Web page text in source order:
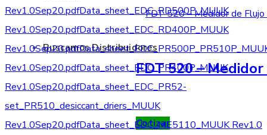
Buscamos Distribuidores
FDT 520 –
Cotizar
Rev1.0Sep20.pdfData_sheet_EDC_RD500P_MUUK
Rev1.0Sep20.pdfData_sheet_EDC_RD400P_MUUK
Rev1.0Sep20.pdf
Rev1.0Sep20.pdfData_sheet_EDC_PR400P_MUUK
Rev1.0Sep20.pdfData_sheet_EDC_PR52-
set_PR510_desiccant_driers_MUUK
Rev1.0Sep20.pdfData_sheet_EDC_ME5110_MUUK Rev1.0